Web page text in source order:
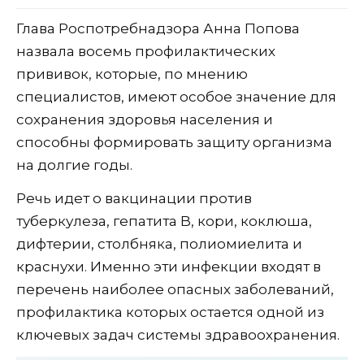
Глава Роспотребнадзора Анна Попова
назвала восемь профилактических
прививок, которые, по мнению
специалистов, имеют особое значение для
сохранения здоровья населения и
способны формировать защиту организма
на долгие годы.
Речь идет о вакцинации против
туберкулеза, гепатита B, кори, коклюша,
дифтерии, столбняка, полиомиелита и
краснухи. Именно эти инфекции входят в
перечень наиболее опасных заболеваний,
профилактика которых остается одной из
ключевых задач системы здравоохранения.